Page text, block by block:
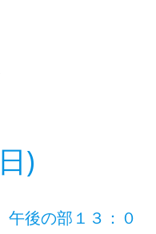
)
午後の部１３：０